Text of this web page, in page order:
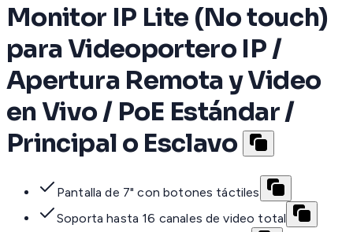
Monitor IP Lite (No touch)
para Videoportero IP /
Apertura Remota y Video
en Vivo / PoE Estándar /
Principal o Esclavo
Pantalla de 7" con botones táctiles
Soporta hasta 16 canales de video total